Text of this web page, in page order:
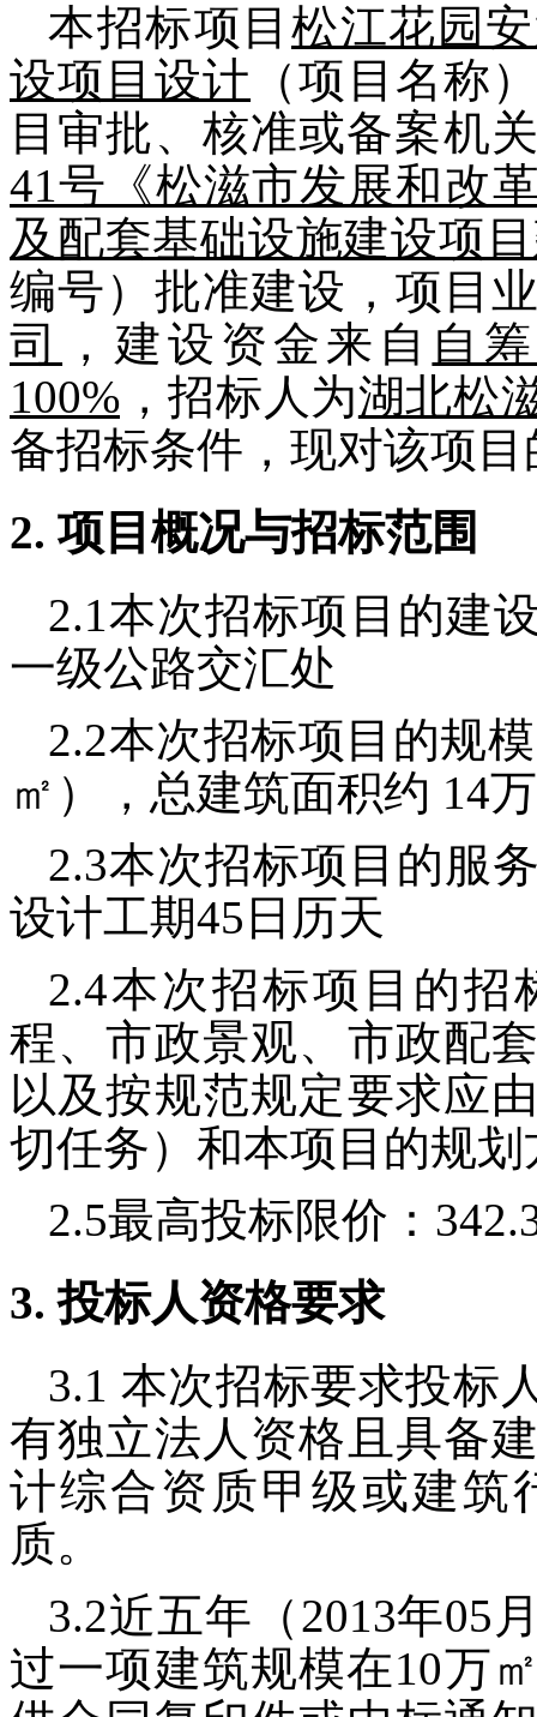
本招标项目 松江花园
设项目设计 （项目名称
目审批、核准或备案机
41号《松滋市发展和改
及配套基础设施建设项
编号）批准建设，项目
司
，建设资金来自 自筹
100% ，招标人为湖北松
备招标条件，现对该项
2. 项目概况与招标范围
2.1本次招标项目的建
一级公路交汇处
2.2本次招标项目的规
㎡），总建筑面积约 14
2.3本次招标项目的服
设计工期45 日历天
2.4本次招标项目的招
程、市政景观、市政配
以及按规范规定要求应
切任务）和本项目的规
2.5最高投标限价：
3.投标人资格要求
3.1 本次招标要求投标
有独立法人资格且具备
计综合资质甲级或建筑
质。
3.2近五年（2013年05
过一项建筑规模在10万